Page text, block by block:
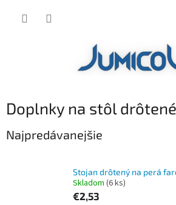
Doplnky na stôl drôtené
Najpredávanejšie
Stojan drôtený na perá
Skladom (6 ks)
€2,53